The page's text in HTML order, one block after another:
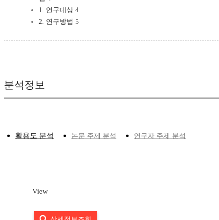
1. 연구대상 4
2. 연구방법 5
분석정보
활용도 분석 논문 주제 분석 연구자 주제 분석
View